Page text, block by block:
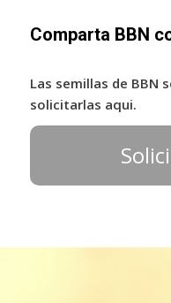
Comparta BBN
Las semillas de BBN
solicitarlas aqui.